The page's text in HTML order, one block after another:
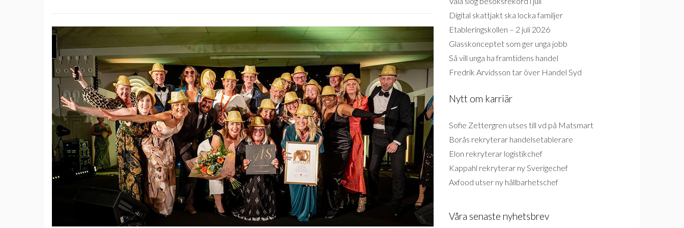
Digital skattjakt ska locka familjer
Etableringskollen – 2 juli 2026
Glasskonceptet som ger unga jobb
Så vill unga ha framtidens handel
Fredrik Arvidsson tar över Handel Syd
Nytt om karriär
Sofie Zettergren utses till vd på Matsmart
Borås rekryterar handelsetablerare
Elon rekryterar logistikchef
Kappahl rekryterar ny Sverigechef
Axfood utser ny hållbarhetschef
Våra senaste nyhetsbrev